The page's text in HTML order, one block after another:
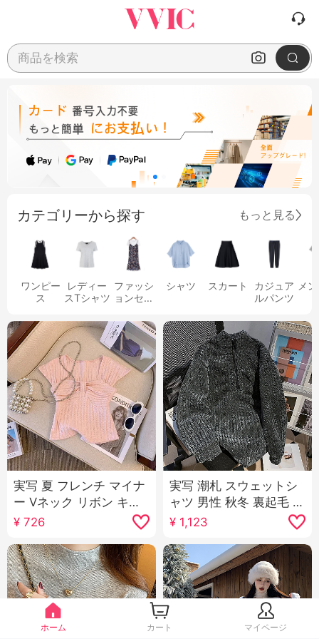
商品を検索
カテゴリーから探す もっと見る
ワンピー
ス
レディー
スTシャツ
ファッシ
ョンセッ
シャツ スカート
カジュア
ルパンツ
メ
実写 夏 フレンチ マイナ
ー Vネック リボン キャ
ミソール シャツ女 小柄
優しさ 風 ショート丈 ス
リム効果 シック
¥726
実写 潮札 スウェットシ
ャツ 男性 秋冬 裏起毛 新
品 フィッシュボーン 紋
様 ジッパー ルーズフィ
ット 立ち襟 保温 トップ
ス 韓国風 婦人服
¥ 1,123
ホーム カート マイページ